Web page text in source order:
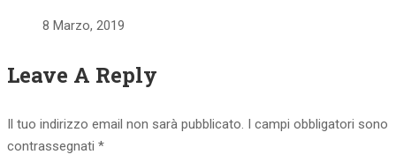
8 Marzo, 2019
Leave A Reply
Il tuo indirizzo email non sarà pubblicato. I campi obbligatori sono
contrassegnati *